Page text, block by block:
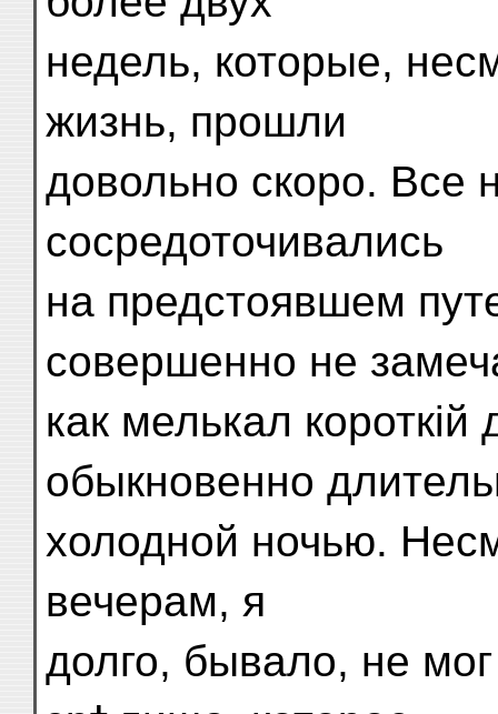
недель, которые,
жизнь, прошли
довольно скоро. Все
сосредоточивались
на предстоявшем
совершенно не
как мелькал
обыкновенно
холодной ночью.
вечерам, я
долго, бывало, не мог